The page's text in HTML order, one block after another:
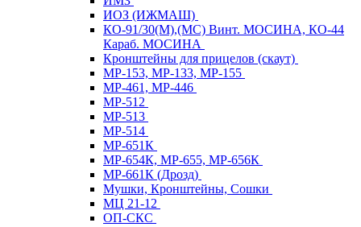
ИОЗ (ИЖМАШ)
КО-91/30(М),(МС) Винт. МОСИНА, КО-44
Караб. МОСИНА
Кронштейны для прицелов (скаут)
МР-153, МР-133, МР-155
МР-461, МР-446
МР-512
МР-513
МР-514
МР-651К
МР-654К, МР-655, МР-656К
МР-661К (Дрозд)
Мушки, Кронштейны, Сошки
МЦ 21-12
ОП-СКС